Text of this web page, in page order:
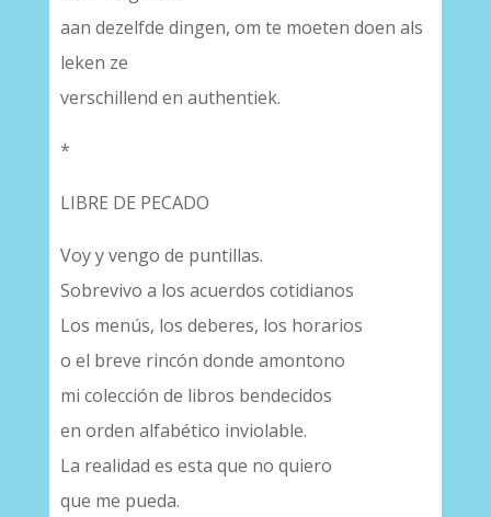
aan dezelfde dingen, om te moeten doen als
leken ze
verschillend en authentiek.
*
LIBRE DE PECADO
Voy y vengo de puntillas.
Sobrevivo a los acuerdos cotidianos
Los menús, los deberes, los horarios
o el breve rincón donde amontono
mi colección de libros bendecidos
en orden alfabético inviolable.
La realidad es esta que no quiero
que me pueda.